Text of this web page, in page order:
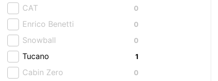
0
CAT
0
Enrico Benetti
0
Snowball
1
Tucano
0
Cabin Zero